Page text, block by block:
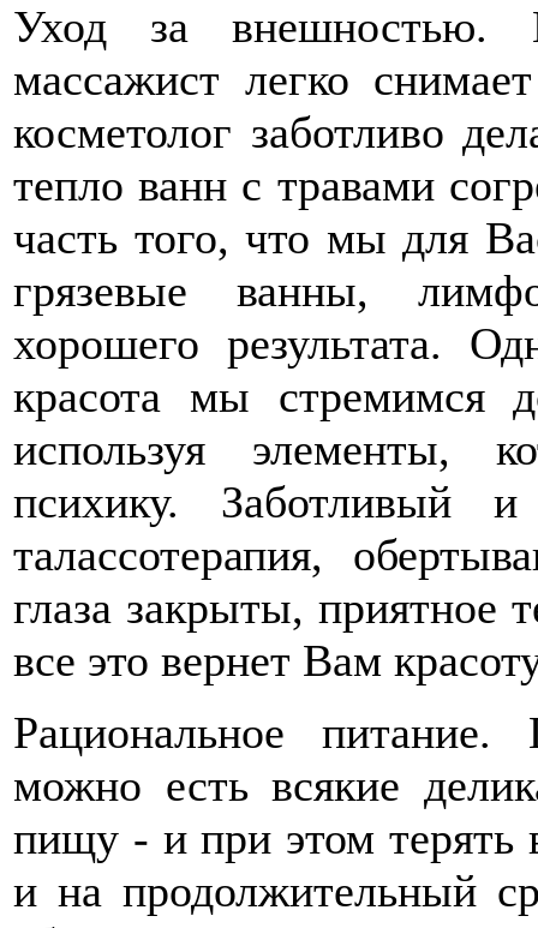
Уход за внешностью.
массажист легко
косметолог заботливо
тепло ванн с травами
часть того, что мы для
грязевые ванны,
хорошего результата.
красота мы стремимся
используя элементы,
психику. Заботливый
талассотерапия,
глаза закрыты, приятное
все это вернет Вам
Рациональное
можно есть всякие
пищу - и при этом
и на продолжительный